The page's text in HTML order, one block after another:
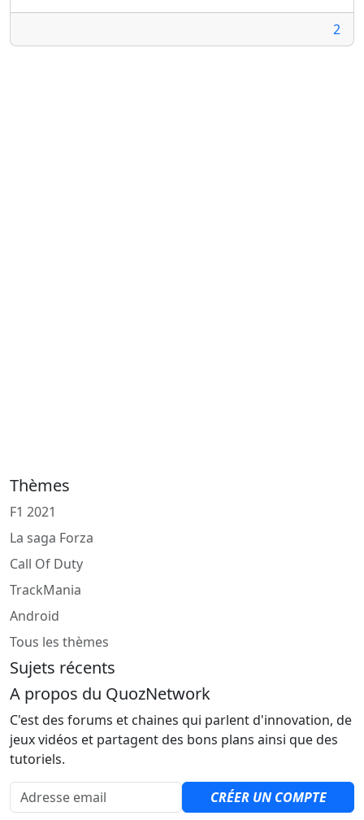
2
Thèmes
F1 2021
La saga Forza
Call Of Duty
TrackMania
Android
Tous les thèmes
Sujets récents
A propos du QuozNetwork
C'est des forums et chaines qui parlent d'innovation, de
jeux vidéos et partagent des bons plans ainsi que des
tutoriels.
Adresse email
CRÉER UN COMPTE